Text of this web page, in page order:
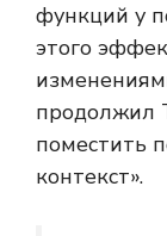
функций у
этого
продолжил
поместить
контекст».